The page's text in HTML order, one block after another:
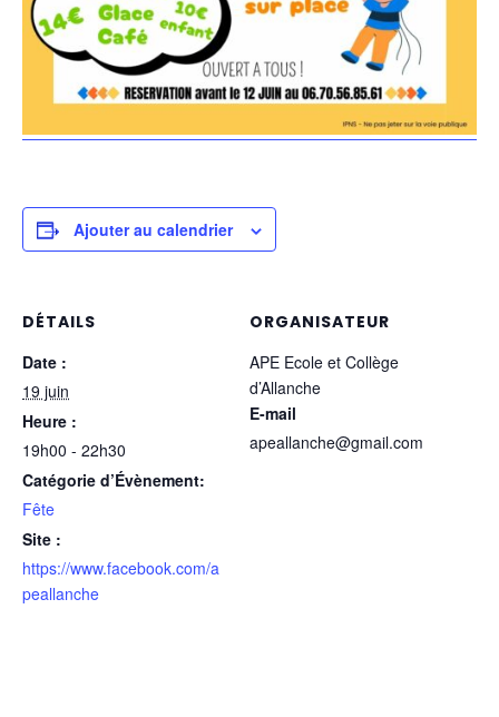
Ajouter au calendrier
DÉTAILS
Date :
19 juin
Heure :
19h00 - 22h30
Catégorie d’Évènement:
Fête
Site :
https://www.facebook.com/a
peallanche
ORGANISATEUR
APE Ecole et Collège
d’Allanche
E-mail
apeallanche@gmail.com